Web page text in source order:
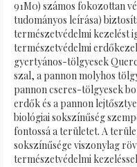
91M0) számos fokozottan
tudományos leírása)
természetvédelmi kezelést
természetvédelmi
gyertyános-tölgyesek
szal, a pannon molyhos
pannon cseres-tölgyesek
erdők és a pannon
biológiai sokszínűség
fontossá a területet. A
sokszínűsége viszonylag
természetvédelmi